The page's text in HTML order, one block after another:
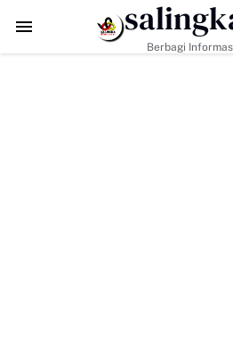
Tantangan Era Digital, Arisal Aziz
Berbagi